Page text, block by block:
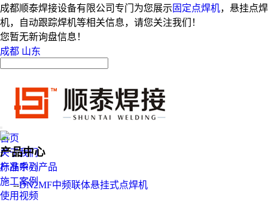
成都顺泰焊接设备有限公司专门为您展示 固定点焊机，悬挂点焊
机，自动跟踪焊机等相关信息，请您关注我们！
您暂无新询盘信息！
成都 山东
首页
关于我们
产品中心
施工案例
使用视频
产品中心
标准系列产品
--DN2MF中频联体悬挂式点焊机